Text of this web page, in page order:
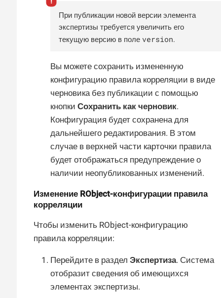
При публикации новой версии элемента
экспертизы требуется увеличить его
текущую версию в поле version.
Вы можете сохранить измененную
конфигурацию правила корреляции в виде
черновика без публикации с помощью
кнопки Сохранить как черновик.
Конфигурация будет сохранена для
дальнейшего редактирования. В этом
случае в верхней части карточки правила
будет отображаться предупреждение о
наличии неопубликованных изменений.
Изменение RObject-конфигурации правила
корреляции
Чтобы изменить RObject-конфигурацию
правила корреляции:
Перейдите в раздел Экспертиза. Система
отобразит сведения об имеющихся
элементах экспертизы.